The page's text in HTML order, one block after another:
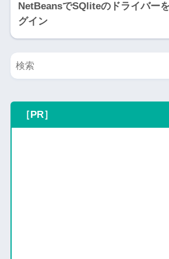
NetBeansでSQliteのドライバー
グイン
［PR］